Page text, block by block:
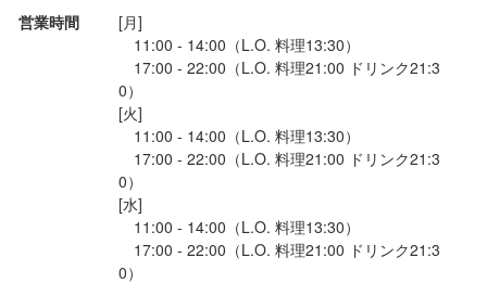
・キンパ
・骨なしフライドチキン
・アンパンマンポテト
・おこさまチュルチュル麺
営業時間
[月]
11:00 - 14:00（L.O. 料理13:30）
17:00 - 22:00（L.O. 料理21:00 ドリンク21:3
0）
[火]
11:00 - 14:00（L.O. 料理13:30）
17:00 - 22:00（L.O. 料理21:00 ドリンク21:3
0）
[水]
11:00 - 14:00（L.O. 料理13:30）
17:00 - 22:00（L.O. 料理21:00 ドリンク21:3
0）